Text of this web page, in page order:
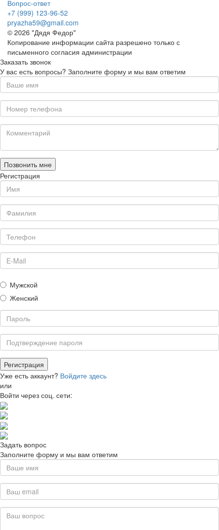
Вопрос-ответ
+7 (999) 123-96-52
pryazha59@gmail.com
© 2026 "Дядя Федор"
Копирование информации сайта разрешено только с
письменного согласия администрации
Заказать звонок
У вас есть вопросы? Заполните форму и мы вам ответим
Позвонить мне
Регистрация
Мужской
Женский
Уже есть аккаунт? Войдите здесь
или
Войти через соц. сети:
Задать вопрос
Заполните форму и мы вам ответим